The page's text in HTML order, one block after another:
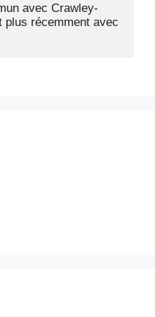
avec Crawley-
plus récemment avec